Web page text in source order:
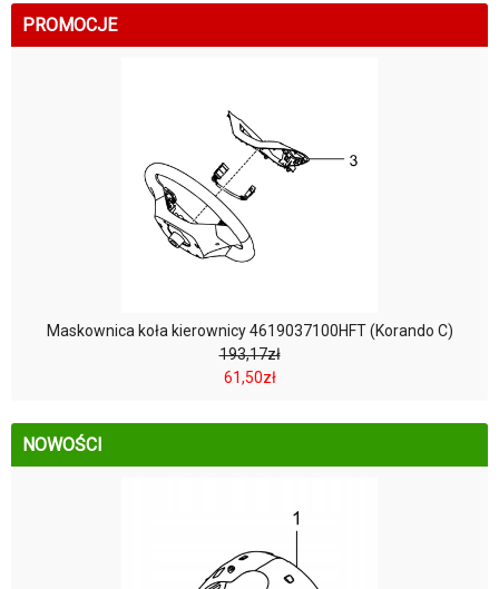
PROMOCJE
Maskownica koła kierownicy 4619037100HFT (Korando C)
193,17zł
61,50zł
NOWOŚCI